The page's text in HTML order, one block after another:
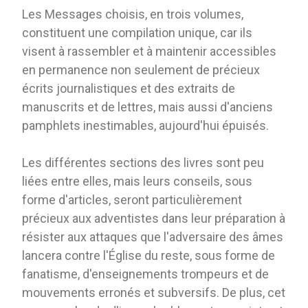
Les Messages choisis, en trois volumes,
constituent une compilation unique, car ils
visent à rassembler et à maintenir accessibles
en permanence non seulement de précieux
écrits journalistiques et des extraits de
manuscrits et de lettres, mais aussi d'anciens
pamphlets inestimables, aujourd'hui épuisés.
Les différentes sections des livres sont peu
liées entre elles, mais leurs conseils, sous
forme d'articles, seront particulièrement
précieux aux adventistes dans leur préparation à
résister aux attaques que l'adversaire des âmes
lancera contre l'Église du reste, sous forme de
fanatisme, d'enseignements trompeurs et de
mouvements erronés et subversifs. De plus, cet